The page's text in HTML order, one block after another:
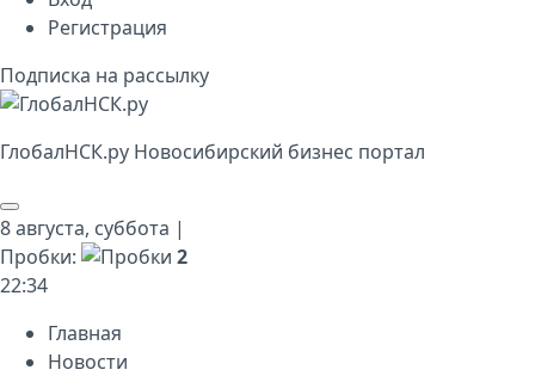
Регистрация
Подписка на рассылку
ГлобалНСК.py Новосибирский бизнес портал
8 августа, суббота |
Пробки:
2
22:34
Главная
Новости